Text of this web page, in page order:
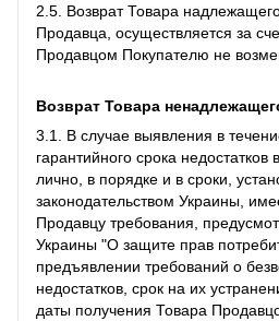
2.5. Возврат Товара
Продавца, осуществляется за
Продавцом Покупателю не
Возврат Товара
3.1. В случае выявления в
гарантийного срока
лично, в порядке и в сроки,
законодательством Украины,
Продавцу требования,
Украины "О защите прав
предъявлении требований о
недостатков, срок на их
даты получения Товара